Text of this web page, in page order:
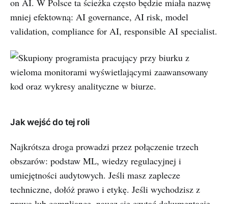
on AI. W Polsce ta ścieżka często będzie miała nazwę
mniej efektowną: AI governance, AI risk, model
validation, compliance for AI, responsible AI specialist.
Jak wejść do tej roli
Najkrótsza droga prowadzi przez połączenie trzech
obszarów: podstaw ML, wiedzy regulacyjnej i
umiejętności audytowych. Jeśli masz zaplecze
techniczne, dołóż prawo i etykę. Jeśli wychodzisz z